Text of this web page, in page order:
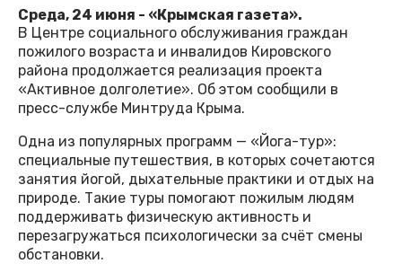
Среда, 24 июня - «Крымская газета».
В Центре социального обслуживания граждан
пожилого возраста и инвалидов Кировского
района продолжается реализация проекта
«Активное долголетие». Об этом сообщили в
пресс-службе Минтруда Крыма.
Одна из популярных программ — «Йога-тур»:
специальные путешествия, в которых сочетаются
занятия йогой, дыхательные практики и отдых на
природе. Такие туры помогают пожилым людям
поддерживать физическую активность и
перезагружаться психологически за счёт смены
обстановки.